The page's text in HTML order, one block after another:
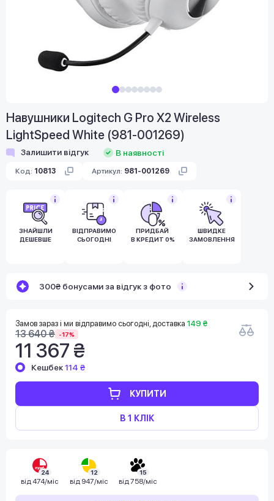
Навушники Logitech G Pro X2 Wireless
LightSpeed White (981-001269)
Залишити відгук В наявності
Код: 10813 Артикул: 981-001269
ЗНАЙШЛИ
ДЕШЕВШЕ
ВІДПРАВИМО
СЬОГОДНІ
ПРИДБАЙ
В КРЕДИТ 0%
ШВИДКЕ
ЗАМОВЛЕННЯ
300₴ бонусами за відгук з фото
Замов зараз і ми відправимо сьогодні, доставка 149 ₴
13 640 ₴ -17%
11 367 ₴
КУПИТИ
В 1 КЛІК
Кешбек114 ₴
24
від 474/міс
12
від 947/міс
15
від 758/міс